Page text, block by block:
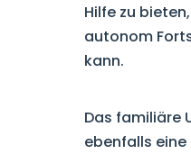
Hilfe zu
autonom
kann.
Das familiäre
ebenfalls